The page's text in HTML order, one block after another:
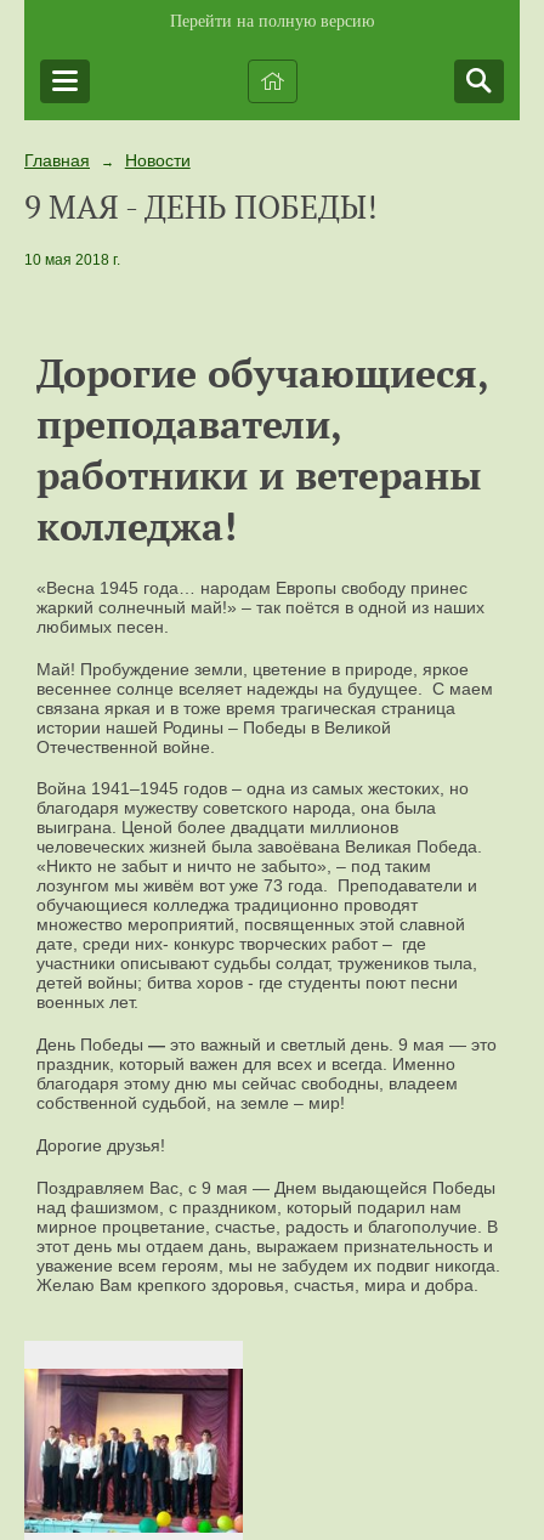
Перейти на полную версию
Главная → Новости
9 МАЯ - ДЕНЬ ПОБЕДЫ!
10 мая 2018 г.
Дорогие обучающиеся,
преподаватели,
работники и ветераны
колледжа!
«Весна 1945 года… народам Европы свободу принес
жаркий солнечный май!» – так поётся в одной из наших
любимых песен.
Май! Пробуждение земли, цветение в природе, яркое
весеннее солнце вселяет надежды на будущее. С маем
связана яркая и в тоже время трагическая страница
истории нашей Родины – Победы в Великой
Отечественной войне.
Война 1941–1945 годов – одна из самых жестоких, но
благодаря мужеству советского народа, она была
выиграна. Ценой более двадцати миллионов
человеческих жизней была завоёвана Великая Победа.
«Никто не забыт и ничто не забыто», – под таким
лозунгом мы живём вот уже 73 года. Преподаватели и
обучающиеся колледжа традиционно проводят
множество мероприятий, посвященных этой славной
дате, среди них- конкурс творческих работ – где
участники описывают судьбы солдат, тружеников тыла,
детей войны; битва хоров - где студенты поют песни
военных лет.
День Победы — это важный и светлый день. 9 мая — это
праздник, который важен для всех и всегда. Именно
благодаря этому дню мы сейчас свободны, владеем
собственной судьбой, на земле – мир!
Дорогие друзья!
Поздравляем Вас, с 9 мая — Днем выдающейся Победы
над фашизмом, с праздником, который подарил нам
мирное процветание, счастье, радость и благополучие. В
этот день мы отдаем дань, выражаем признательность и
уважение всем героям, мы не забудем их подвиг никогда.
Желаю Вам крепкого здоровья, счастья, мира и добра.